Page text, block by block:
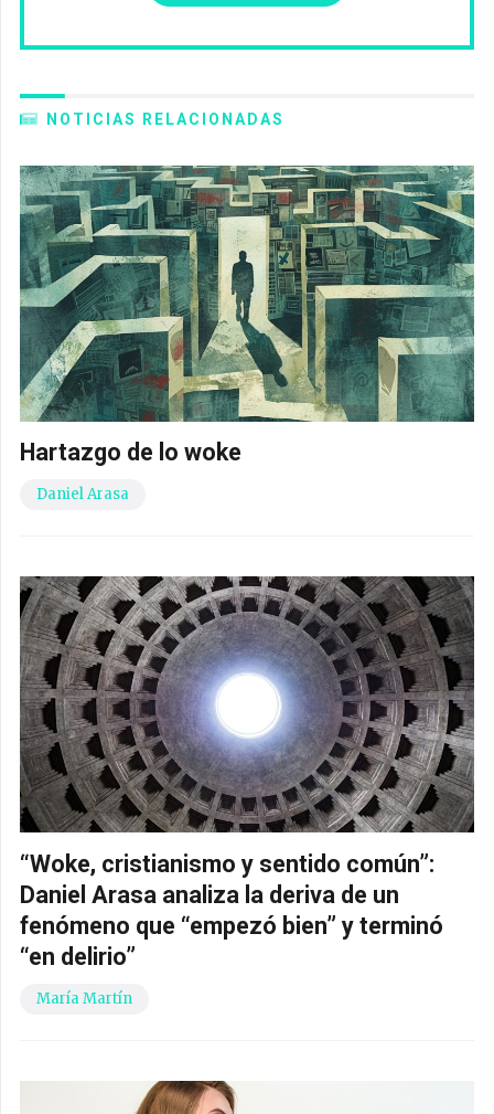
NOTICIAS RELACIONADAS
Hartazgo de lo woke
Daniel Arasa
“Woke, cristianismo y sentido común”:
Daniel Arasa analiza la deriva de un
fenómeno que “empezó bien” y terminó
“en delirio”
María Martín